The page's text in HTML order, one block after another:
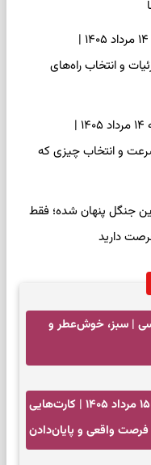
فال چای امروز چهارشنبه ۱۴ مرداد ۱۴۰۵ |
و انتخاب راه‌های
فال شمع امروز چهارشنبه ۱۴ مرداد ۱۴۰۵ |
و انتخاب چیزی که
جنگل پنهان شده؛ فقط
| سبز، خوش‌عطر و
فال تاروت امروز پنجشنبه ۱۵ مرداد ۱۴۰۵ | کارت‌هایی
واقعی و پایان‌دادن